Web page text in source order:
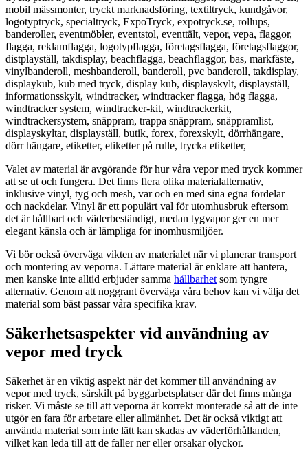
Valet av material är avgörande för hur våra vepor med tryck kommer
att se ut och fungera. Det finns flera olika materialalternativ,
inklusive vinyl, tyg och mesh, var och en med sina egna fördelar
och nackdelar. Vinyl är ett populärt val för utomhusbruk eftersom
det är hållbart och väderbeständigt, medan tygvapor ger en mer
elegant känsla och är lämpliga för inomhusmiljöer.
Vi bör också överväga vikten av materialet när vi planerar transport
och montering av veporna. Lättare material är enklare att hantera,
men kanske inte alltid erbjuder samma hållbarhet som tyngre
alternativ. Genom att noggrant överväga våra behov kan vi välja det
material som bäst passar våra specifika krav.
Säkerhetsaspekter vid användning av
vepor med tryck
Säkerhet är en viktig aspekt när det kommer till användning av
vepor med tryck, särskilt på byggarbetsplatser där det finns många
risker. Vi måste se till att veporna är korrekt monterade så att de inte
utgör en fara för arbetare eller allmänhet. Det är också viktigt att
använda material som inte lätt kan skadas av väderförhållanden,
vilket kan leda till att de faller ner eller orsakar olyckor.